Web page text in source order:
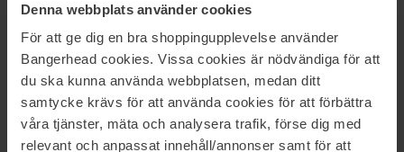
Denna webbplats använder cookies
För att ge dig en bra shoppingupplevelse använder
Bangerhead cookies. Vissa cookies är nödvändiga för att
du ska kunna använda webbplatsen, medan ditt
samtycke krävs för att använda cookies för att förbättra
våra tjänster, mäta och analysera trafik, förse dig med
relevant och anpassat innehåll/annonser samt för att
MEIKKIPALETIT
Kasvopalettien avulla korostat piirteitäsi kätevästi. Tavoittelitpa
sitten dramaattista contouring-lookia tai luonnollisempaa ilmettä,
löydät varmasti juuri sinulle sopivat paletit laajasta
valikoimastamme. Tutustu muun muassa NYXin, theBalmin, Pixin
ja bareMineralsin suosittuihin paletteihin!